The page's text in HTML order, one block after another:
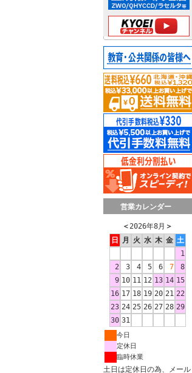
営業カレンダー
＜ 2026年8月 ＞
日
月 火 水 木 金 土
1
2
3 4 5 6 7
8
9 10 11 12 13 14 15
16 17 18 19 20 21 22
23 24 25 26 27 28 29
30 31
今日
定休日
臨時休業
土日は定休日の為、メール